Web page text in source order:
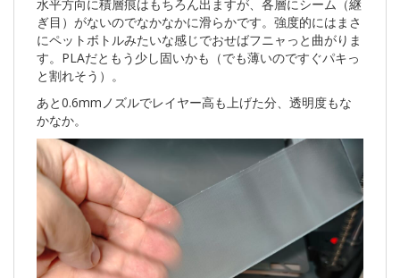
水平方向に積層痕はもちろん出ますが、各層にシーム（継
ぎ目）がないのでなかなかに滑らかです。強度的にはまさ
にペットボトルみたいな感じでおせばフニャっと曲がりま
す。PLAだともう少し固いかも（でも薄いのですぐパキっ
と割れそう）。
あと0.6mmノズルでレイヤー高も上げた分、透明度もな
かなか。